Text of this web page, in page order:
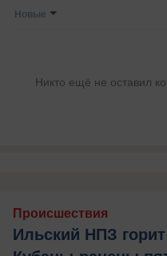
Новые
Никто ещё не оставил
Происшествия
Ильский НПЗ